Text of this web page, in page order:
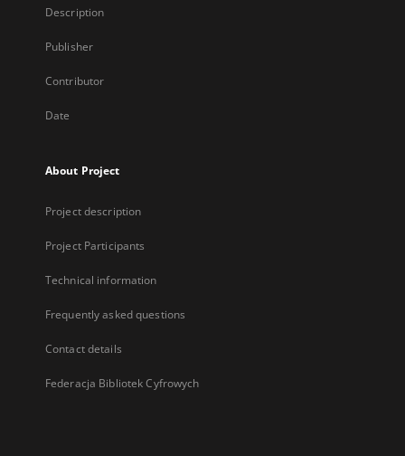
Description
Publisher
Contributor
Date
About Project
Project description
Project Participants
Technical information
Frequently asked questions
Contact details
Federacja Bibliotek Cyfrowych